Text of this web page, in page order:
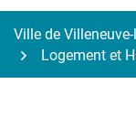
Ville de
Logement et